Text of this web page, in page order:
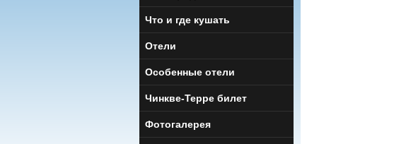
Что и где кушать
Отели
Особенные отели
Чинкве-Терре билет
Фотогалерея